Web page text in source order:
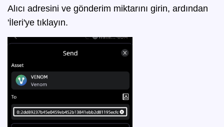
Alıcı adresini ve gönderim miktarını girin, ardından
'İleri'ye tıklayın.